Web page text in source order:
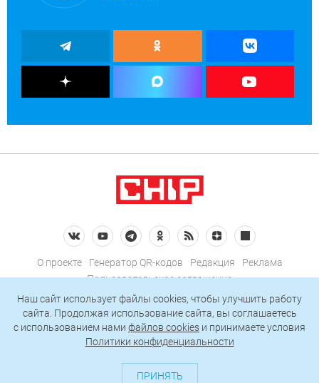
О проекте Генератор QR-кодов Редакция
Реклама
Пользовательское соглашение
Политика конфиденциальности
Подписаться на рассылку
127018, Москва, ул. Полковая, д. 3, стр. 4, помещение I, комн. 23
Наш сайт использует файлы cookies, чтобы улучшить работу
сайта. Продолжая использование сайта, вы соглашаетесь
c использованием нами файлов cookies и принимаете условия
Политики конфиденциальности
ПРИНЯТЬ